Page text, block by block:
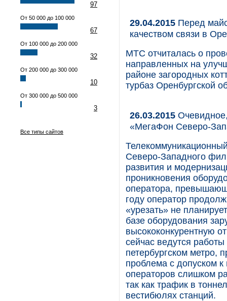
97
От 50 000 до 100 000
67
От 100 000 до 200 000
32
От 200 000 до 300 000
10
От 300 000 до 500 000
3
Все типы сайтов
29.04.2015 Перед
качеством связи в
МТС отчиталась о
направленных на
районе загородных
турбаз Оренбургской
26.03.2015
«МегаФон Северо-
Северо-Западного
развития и
проникновения
оператора,
году оператор
«урезать» не
базе оборудования
высококонкурентную
сейчас ведутся
петербургском метро,
проблема с допуском
операторов слишком
так как трафик в
вестибюлях станций.